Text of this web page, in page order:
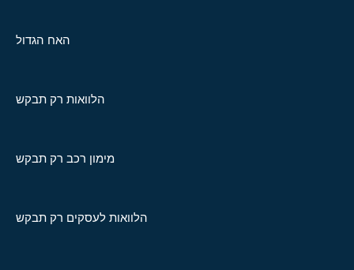
האח הגדול
הלוואות רק תבקש
מימון רכב רק תבקש
הלוואות לעסקים רק תבקש